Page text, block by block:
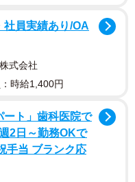
う「流れぐし」、のけ
」、床に置いた洗面器
、ボクシング漫画「あ
ングコーナーに座る姿
銭湯行くたび、髪の洗
稿すると、ネットユー
社員実績あり/OA
式会社
時給1,400円
ート」歯科医院で
2日～勤務OKで
手当 ブランク応